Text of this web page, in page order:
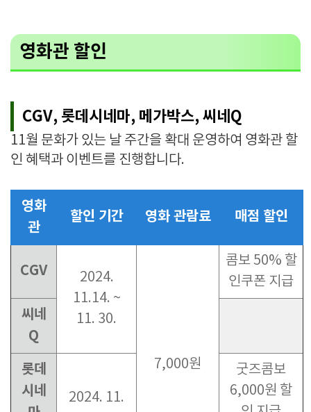
영화관 할인
CGV, 롯데시네마, 메가박스, 씨네Q
11월 문화가 있는 날 주간을 확대 운영하여 영화관 할
인 혜택과 이벤트를 진행합니다.
영화
관
할인 기간 영화 관람료 매점 할인
CGV
2024.
11.14. ~
11. 30.
7,000원
콤보 50% 할
인쿠폰 지급
씨네
Q
롯데
시네
2024. 11.
굿즈콤보
6,000원 할